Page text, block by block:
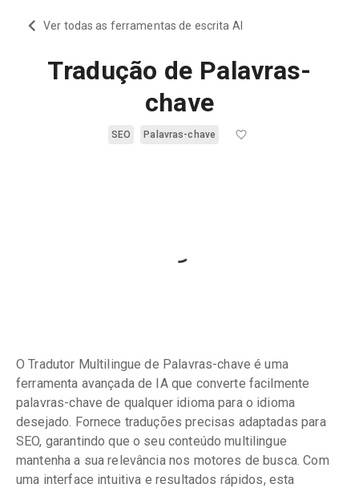
Ver todas as ferramentas de escrita AI
Tradução de Palavras-
chave
SEO Palavras-chave
O Tradutor Multilingue de Palavras-chave é uma
ferramenta avançada de IA que converte facilmente
palavras-chave de qualquer idioma para o idioma
desejado. Fornece traduções precisas adaptadas para
SEO, garantindo que o seu conteúdo multilingue
mantenha a sua relevância nos motores de busca. Com
uma interface intuitiva e resultados rápidos, esta